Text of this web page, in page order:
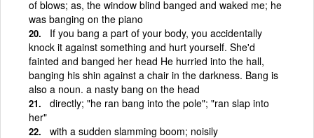
of blows; as, the window blind banged and waked me; he
was banging on the piano
If you bang a part of your body, you accidentally
knock it against something and hurt yourself. She'd
fainted and banged her head He hurried into the hall,
banging his shin against a chair in the darkness. Bang is
also a noun. a nasty bang on the head
directly; "he ran bang into the pole"; "ran slap into
her"
with a sudden slamming boom; noisily